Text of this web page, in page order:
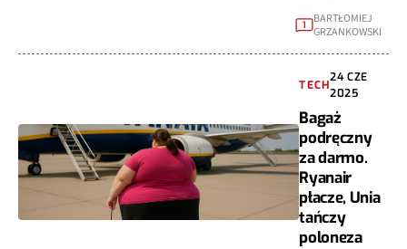
1
BARTŁOMIEJ
GRZANKOWSKI
TECH
24 CZE
2025
Bagaż
podręczny
za darmo.
Ryanair
płacze, Unia
tańczy
poloneza